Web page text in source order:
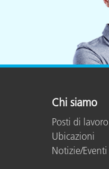
Chi siamo
Posti di lavoro
Ubicazioni
Notizie/Eventi